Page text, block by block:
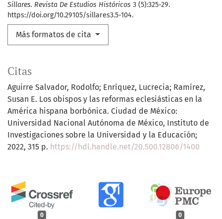
Sillares. Revista De Estudios Históricos 3 (5):325-29.
https://doi.org/10.29105/sillares3.5-104.
Más formatos de cita
0 0
Citas
Aguirre Salvador, Rodolfo; Enríquez, Lucrecia; Ramírez,
Susan E. Los obispos y las reformas eclesiásticas en la
América hispana borbónica. Ciudad de México:
Universidad Nacional Autónoma de México, Instituto de
Investigaciones sobre la Universidad y la Educación;
2022, 315 p. https://hdl.handle.net/20.500.12806/1400